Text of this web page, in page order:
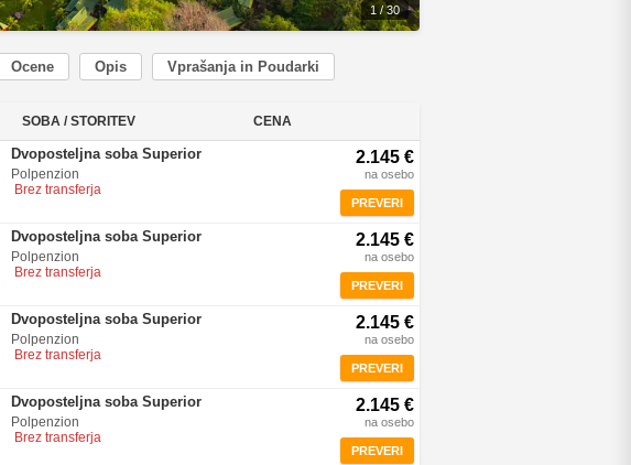
1 / 30
Ocene Opis Vprašanja in Poudarki
SOBA / STORITEV CENA
Dvoposteljna soba Superior
Polpenzion
Brez transferja
2.145 €
na osebo
PREVERI
Dvoposteljna soba Superior
Polpenzion
Brez transferja
2.145 €
na osebo
PREVERI
Dvoposteljna soba Superior
Polpenzion
Brez transferja
2.145 €
na osebo
PREVERI
Dvoposteljna soba Superior
Polpenzion
Brez transferja
2.145 €
na osebo
PREVERI